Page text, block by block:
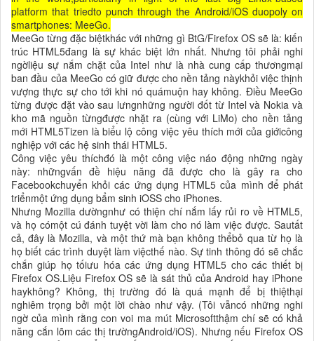
platform that triedto punch through the Android/iOS duopoly on
smartphones: MeeGo.
MeeGo từng đặc biệtkhác với những gì BtG/Firefox OS sẽ là: kiến
trúc HTML5đang là sự khác biệt lớn nhất. Nhưng tôi phải nghi
ngờliệu sự nắm chặt của Intel như là nhà cung cấp thươngmại
ban đầu của MeeGo có giữ được cho nền tảng nàykhỏi việc thịnh
vượng thực sự cho tới khi nó quámuộn hay không. Điều MeeGo
từng được đặt vào sau lưngnhững người đốt từ Intel và Nokia và
kho mã nguồn từngđược nhặt ra (cùng với LiMo) cho nền tảng
mới HTML5Tizen là biểu lộ công việc yêu thích mới của giớicông
nghiệp với các hệ sinh thái HTML5.
Công việc yêu thíchđó là một công việc náo động những ngày
này: nhữngvấn đề hiệu năng đã được cho là gây ra cho
Facebookchuyển khỏi các ứng dụng HTML5 của mình để phát
triểnmột ứng dụng bẩm sinh iOSS cho iPhones.
Nhưng Mozilla dườngnhư có thiện chí nắm lấy rủi ro về HTML5,
và họ cómột cú đánh tuyệt vời làm cho nó làm việc được. Sautất
cả, đây là Mozilla, và một thứ mà bạn không thểbỏ qua từ họ là
họ biết các trình duyệt làm việcthế nào. Sự tinh thông đó sẽ chắc
chắn giúp họ tốiưu hóa các ứng dụng HTML5 cho các thiết bị
Firefox OS.Liệu Firefox OS sẽ là sát thủ của Android hay iPhone
haykhông? Không, thị trường đó là quá mạnh để bị thiệthại
nghiêm trọng bởi một lời chào như vậy. (Tôi vẫncó những nghi
ngờ của mình rằng con voi ma mút Microsoftthậm chí sẽ có khả
năng cắn lõm các thị trườngAndroid/iOS). Nhưng nếu Firefox OS